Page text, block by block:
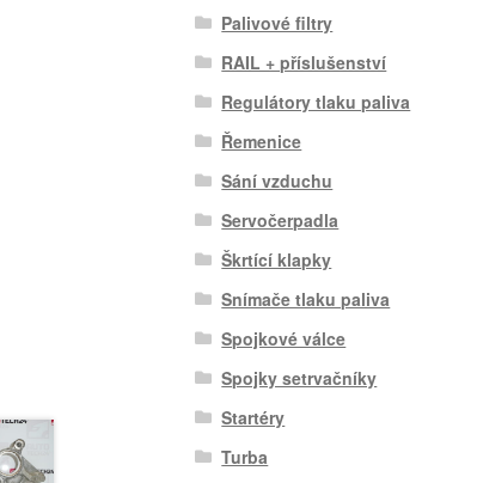
Palivové filtry
RAIL + příslušenství
Regulátory tlaku paliva
Řemenice
Sání vzduchu
Servočerpadla
Škrtící klapky
Snímače tlaku paliva
Spojkové válce
Spojky setrvačníky
Startéry
Turba